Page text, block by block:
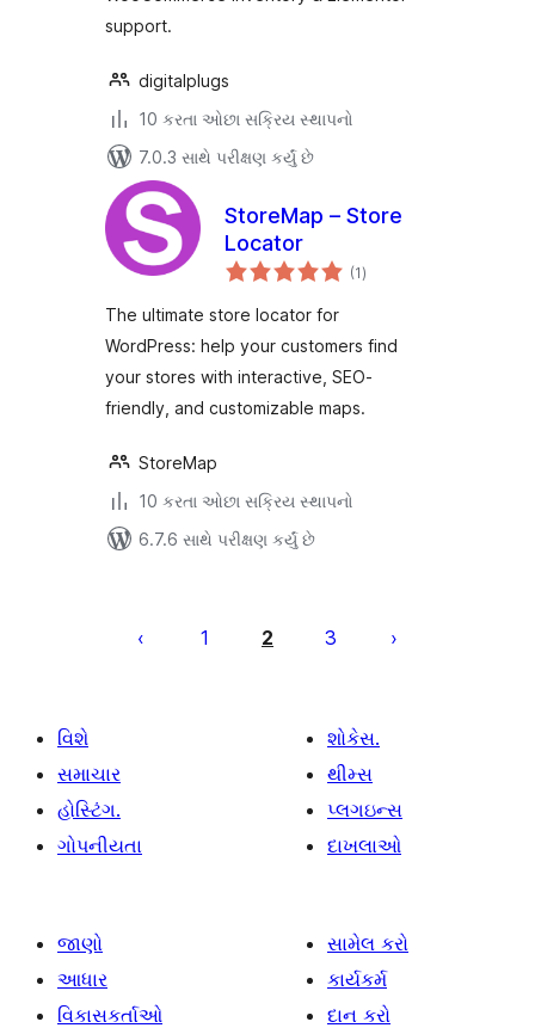
support.
digitalplugs
10 કરતા ઓછા સક્રિય સ્થાપનો
7.0.3 સાથે પરીક્ષણ કર્યું છે
StoreMap – Store
Locator
(1કુલ
રેટિંગ્સ
)
The ultimate store locator for
WordPress: help your customers find
your stores with interactive, SEO-
friendly, and customizable maps.
StoreMap
10 કરતા ઓછા સક્રિય સ્થાપનો
6.7.6 સાથે પરીક્ષણ કર્યું છે
પૃષ્ઠ
1 2 3
વિશે
સમાચાર
હોસ્ટિંગ.
ગોપનીયતા
શોકેસ.
થીમ્સ
પ્લગઇન્સ
દાખલાઓ
જાણો
આધાર
વિકાસકર્તાઓ
સામેલ કરો
કાર્યકર્મ
દાન કરો